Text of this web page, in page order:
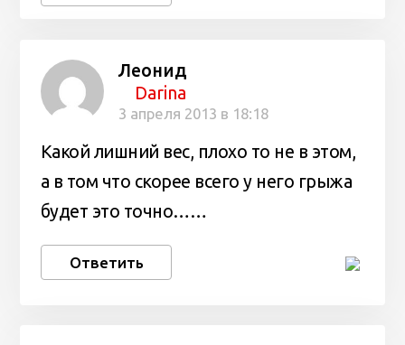
Леонид
Darina
3 апреля 2013 в 18:18
Какой лишний вес, плохо то не в этом,
а в том что скорее всего у него грыжа
будет это точно……
Ответить